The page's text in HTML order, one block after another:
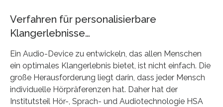
Verfahren für personalisierbare
Klangerlebnisse…
Ein Audio-Device zu entwickeln, das allen Menschen
ein optimales Klangerlebnis bietet, ist nicht einfach. Die
große Herausforderung liegt darin, dass jeder Mensch
individuelle Hörpräferenzen hat. Daher hat der
Institutsteil Hör-, Sprach- und Audiotechnologie HSA